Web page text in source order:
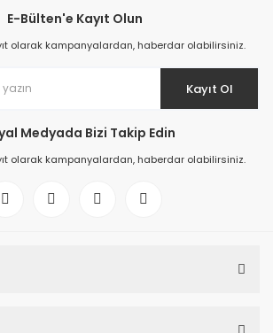
E-Bülten'e Kayıt Olun
olarak kampanyalardan, haberdar olabilirsiniz.
Kayıt Ol
Medyada Bizi Takip Edin
olarak kampanyalardan, haberdar olabilirsiniz.